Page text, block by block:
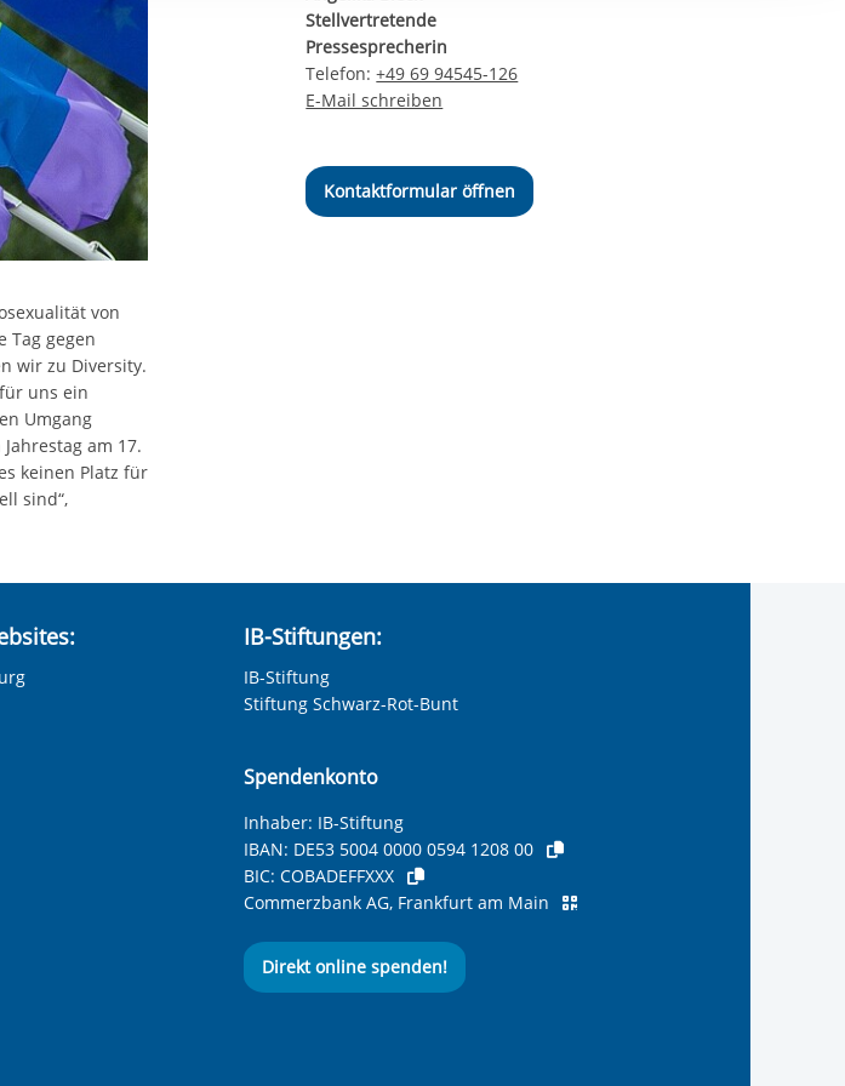
Cookies, die erforderlich zur Bereitstellung
Funktionen sind. Diese Cookies setzen wir
einer Einwilligung.
von
Tag gegen
wir zu Diversity.
uns ein
Umgang
am 17.
keinen Platz für
sind“,
Stellvertretende
Pressesprecherin
Telefon:+49 69 94545-126
E-Mail schreiben
Kontaktformular öffnen
IB-Stiftungen:
IB-Stiftung
Stiftung Schwarz-Rot-Bunt
Spendenkonto
Inhaber: IB-Stiftung
IBAN: DE53 5004 0000 0594 1208 00
BIC: COBADEFFXXX
Commerzbank AG, Frankfurt am Main
Direkt online spenden!